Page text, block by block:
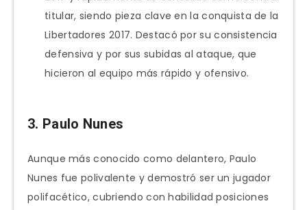
titular, siendo pieza clave en la conquista de la
Libertadores 2017. Destacó por su consistencia
defensiva y por sus subidas al ataque, que
hicieron al equipo más rápido y ofensivo.
3. Paulo Nunes
Aunque más conocido como delantero, Paulo
Nunes fue polivalente y demostró ser un jugador
polifacético, cubriendo con habilidad posiciones